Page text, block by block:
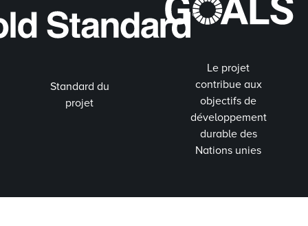
Standard du
projet
Le projet
contribue aux
objectifs de
développement
durable des
Nations unies